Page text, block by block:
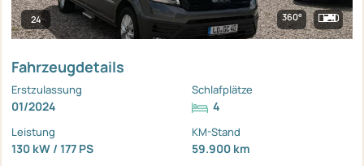
24 360°
Fahrzeugdetails
Erstzulassung
01/2024
Schlafplätze
4
Leistung
130 kW / 177 PS
KM-Stand
59.900 km